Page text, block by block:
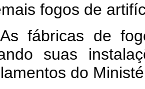
fogos de
fábricas de
suas
do